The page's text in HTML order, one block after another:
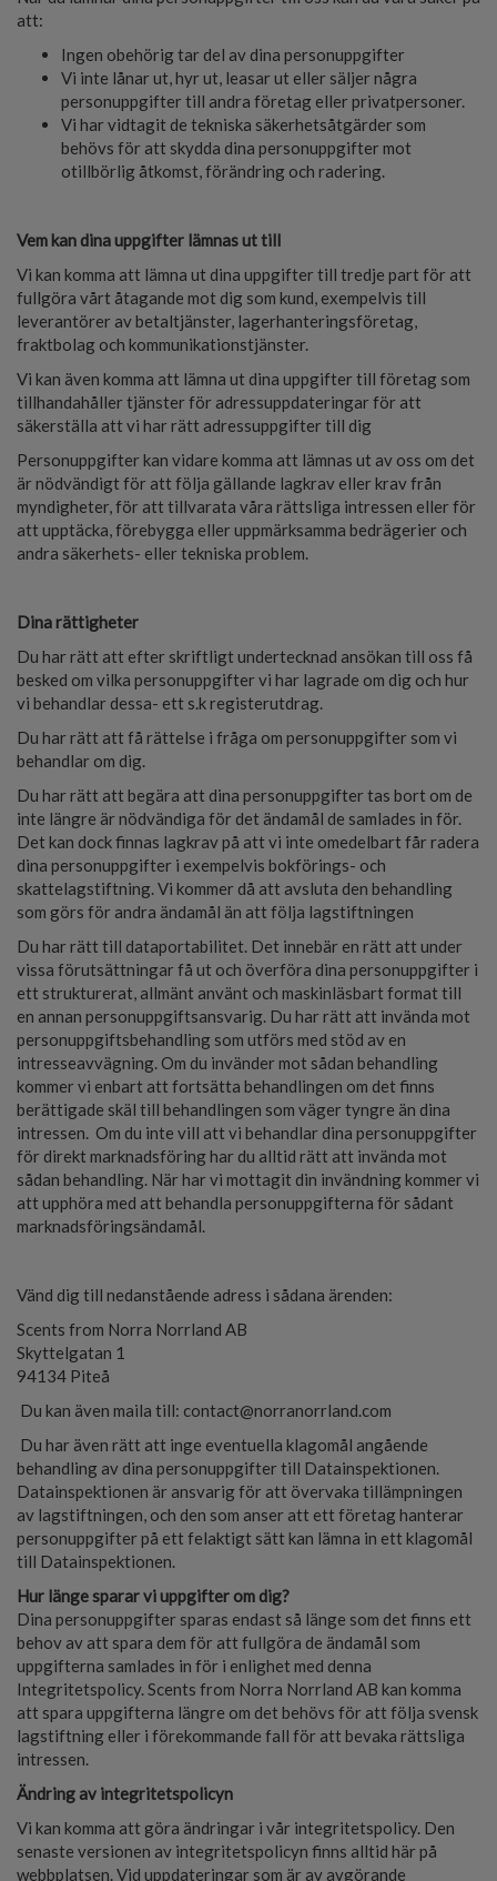
att:
Ingen obehörig tar del av dina personuppgifter
Vi inte lånar ut, hyr ut, leasar ut eller säljer några
personuppgifter till andra företag eller privatpersoner.
Vi har vidtagit de tekniska säkerhetsåtgärder som
behövs för att skydda dina personuppgifter mot
otillbörlig åtkomst, förändring och radering.
Vem kan dina uppgifter lämnas ut till
Vi kan komma att lämna ut dina uppgifter till tredje part för att
fullgöra vårt åtagande mot dig som kund, exempelvis till
leverantörer av betaltjänster, lagerhanteringsföretag,
fraktbolag och kommunikationstjänster.
Vi kan även komma att lämna ut dina uppgifter till företag som
tillhandahåller tjänster för adressuppdateringar för att
säkerställa att vi har rätt adressuppgifter till dig
Personuppgifter kan vidare komma att lämnas ut av oss om det
är nödvändigt för att följa gällande lagkrav eller krav från
myndigheter, för att tillvarata våra rättsliga intressen eller för
att upptäcka, förebygga eller uppmärksamma bedrägerier och
andra säkerhets- eller tekniska problem.
Dina rättigheter
Du har rätt att efter skriftligt undertecknad ansökan till oss få
besked om vilka personuppgifter vi har lagrade om dig och hur
vi behandlar dessa- ett s.k registerutdrag.
Du har rätt att få rättelse i fråga om personuppgifter som vi
behandlar om dig.
Du har rätt att begära att dina personuppgifter tas bort om de
inte längre är nödvändiga för det ändamål de samlades in för.
Det kan dock finnas lagkrav på att vi inte omedelbart får radera
dina personuppgifter i exempelvis bokförings- och
skattelagstiftning. Vi kommer då att avsluta den behandling
som görs för andra ändamål än att följa lagstiftningen
Du har rätt till dataportabilitet. Det innebär en rätt att under
vissa förutsättningar få ut och överföra dina personuppgifter i
ett strukturerat, allmänt använt och maskinläsbart format till
en annan personuppgiftsansvarig. Du har rätt att invända mot
personuppgiftsbehandling som utförs med stöd av en
intresseavvägning. Om du invänder mot sådan behandling
kommer vi enbart att fortsätta behandlingen om det finns
berättigade skäl till behandlingen som väger tyngre än dina
intressen. Om du inte vill att vi behandlar dina personuppgifter
för direkt marknadsföring har du alltid rätt att invända mot
sådan behandling. När har vi mottagit din invändning kommer vi
att upphöra med att behandla personuppgifterna för sådant
marknadsföringsändamål.
Vänd dig till nedanstående adress i sådana ärenden:
Scents from Norra Norrland AB
Skyttelgatan 1
94134 Piteå
Du kan även maila till: contact@norranorrland.com
Du har även rätt att inge eventuella klagomål angående
behandling av dina personuppgifter till Datainspektionen.
Datainspektionen är ansvarig för att övervaka tillämpningen
av lagstiftningen, och den som anser att ett företag hanterar
personuppgifter på ett felaktigt sätt kan lämna in ett klagomål
till Datainspektionen.
Hur länge sparar vi uppgifter om dig?
Dina personuppgifter sparas endast så länge som det finns ett
behov av att spara dem för att fullgöra de ändamål som
uppgifterna samlades in för i enlighet med denna
Integritetspolicy. Scents from Norra Norrland AB kan komma
att spara uppgifterna längre om det behövs för att följa svensk
lagstiftning eller i förekommande fall för att bevaka rättsliga
intressen.
Ändring av integritetspolicyn
Vi kan komma att göra ändringar i vår integritetspolicy. Den
senaste versionen av integritetspolicyn finns alltid här på
webbplatsen. Vid uppdateringar som är av avgörande